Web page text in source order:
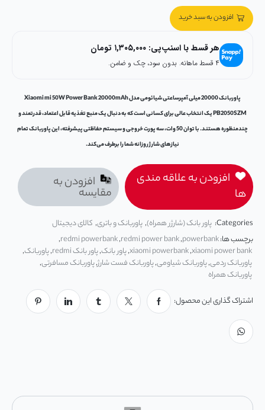
افزودن به سبد خرید
هر قسط با اسنپ‌پی: ۱,۳۰۵,۰۰۰ تومان
۴ قسط ماهانه. بدون سود، چک و ضامن.
پاوربانک 20000 میلی آمپرساعتی شیائومی مدل Xiaomi mi 50W Power Bank 20000mAh
PB2050SZM یک انتخاب عالی برای کسانی است که به دنبال یک منبع تغذیه قابل اعتماد، قدرتمند و
چندمنظوره هستند. با توان 50 وات، سه پورت خروجی و سیستم حفاظتی پیشرفته، این پاوربانک تمام
نیازهای شارژ روزانه شما را برطرف می‌کند.
افزودن به علاقه مندی
ها
افزودن به
مقایسه
Categories: پاور بانک (شارژر همراه),پاوربانک و باتری, کالای دیجیتال
برچسب ها:powerbank
,
redmi power bank
,
redmi powerbank
,
xiaomi power bank
,
xiaomi powerbank
,پاور بانک,پاور بانک redmi ,پاوربانک,
پاوربانک ردمی,پاوربانک شیاومی,پاوربانک فست شارژ,پاوربانک مسافرتی,
پاوربانک همراه
اشتراک گذاری این محصول: